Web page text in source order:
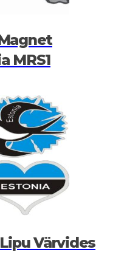
MRS1
Värvides